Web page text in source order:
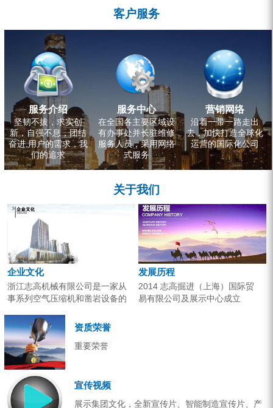
客户服务
服务介绍
坚韧不拔，求实创
新，自强不息，团结
奋进,用户的需求，我
们的追求
服务中心
在全国各主要区域设
有办事处并长驻维修
服务人员，采用网络
式服务
营销网络
沿着一带一路走出
去，加快打造全球化
运营的国际化公司
关于我们
企业文化
浙江志高机械有限公司是一家从
事系列空气压缩机和凿岩设备的
的专业机构。产品广泛应用于工
业气源、各类矿山开采和工程项
目建设。企业以技术开发为核
心，...
发展历程
2014 志高掘进（上海）国际贸
易有限公司及展示中心成立
资质荣誉
重要荣誉
宣传视频
展示集团文化，全新宣传片、智能制造宣传片、产